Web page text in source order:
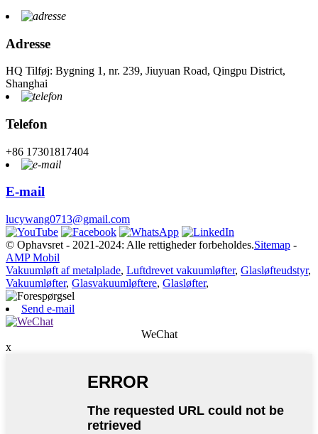
Adresse
HQ Tilføj: Bygning 1, nr. 239, Jiuyuan Road, Qingpu District,
Shanghai
Telefon
+86 17301817404
E-mail
lucywang0713@gmail.com
© Ophavsret - 2021-2024: Alle rettigheder forbeholdes.Sitemap -
AMP Mobil
Vakuumløft af metalplade, Luftdrevet vakuumløfter, Glasløfteudstyr,
Vakuumløfter, Glasvakuumløftere, Glasløfter,
Send e-mail
WeChat
x